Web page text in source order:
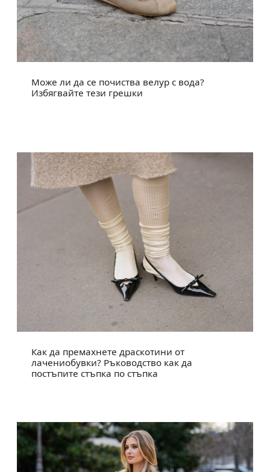
Може ли да се почиства велур с вода?
Избягвайте тези грешки
Как да премахнете драскотини от
лачениобувки? Ръководство как да
постъпите стъпка по стъпка